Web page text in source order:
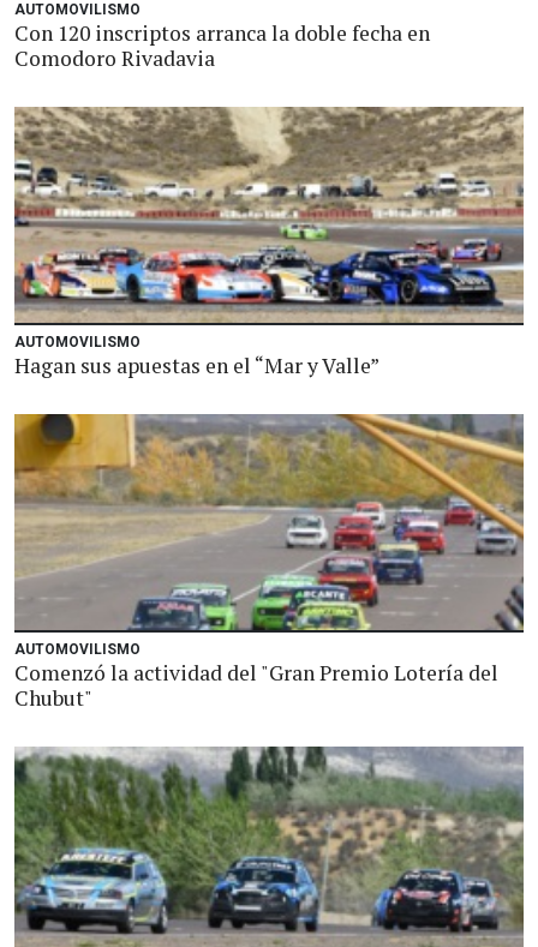
AUTOMOVILISMO
Con 120 inscriptos arranca la doble fecha en
Comodoro Rivadavia
AUTOMOVILISMO
Hagan sus apuestas en el “Mar y Valle”
AUTOMOVILISMO
Comenzó la actividad del "Gran Premio Lotería del
Chubut"